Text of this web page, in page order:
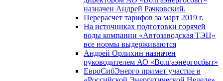
назначен Андрей Рачковский.
Перерасчет тарифов за март 2019 г.
На источниках подготовки горячей
воды компании «Автозаводская ТЭЦ»
все нормы выдерживаются
Андрей Орлихин назначен
руководителем АО «Волгаэнергосбыт»
ЕвроСибЭнерго примет участие в